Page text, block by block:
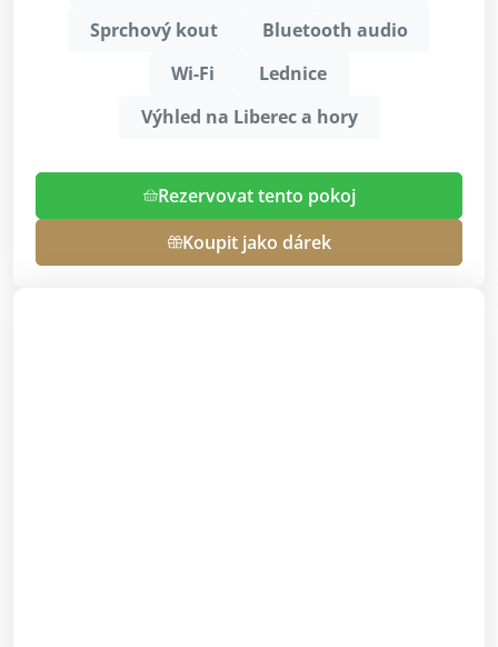
Sprchový kout
Bluetooth audio
Wi-Fi
Lednice
Výhled na Liberec a hory
Rezervovat tento pokoj
Koupit jako dárek